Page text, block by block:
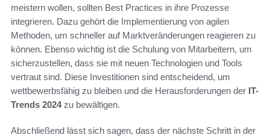
meistern wollen, sollten Best Practices in ihre Prozesse
integrieren. Dazu gehört die Implementierung von agilen
Methoden, um schneller auf Marktveränderungen reagieren zu
können. Ebenso wichtig ist die Schulung von Mitarbeitern, um
sicherzustellen, dass sie mit neuen Technologien und Tools
vertraut sind. Diese Investitionen sind entscheidend, um
wettbewerbsfähig zu bleiben und die Herausforderungen der IT-
Trends 2024zu bewältigen.
Abschließend lässt sich sagen, dass der nächste Schritt in der